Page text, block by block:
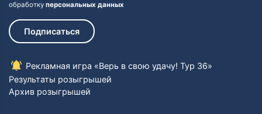
обработку персональных данных
Подписаться
Рекламная игра «Верь в свою удачу! Тур 36»
Результаты розыгрышей
Архив розыгрышей